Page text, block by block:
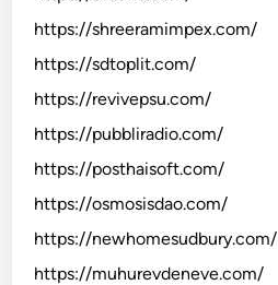
https://shreeramimpex.com/
https://sdtoplit.com/
https://revivepsu.com/
https://pubbliradio.com/
https://posthaisoft.com/
https://osmosisdao.com/
https://newhomesudbury.com/
https://muhurevdeneve.com/